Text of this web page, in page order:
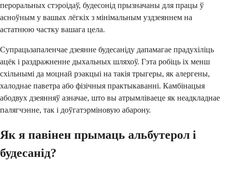
пероральных стэроідаў, будесонід прызначаны для працы ў
асноўным у вашых лёгкіх з мінімальным уздзеяннем на
астатнюю частку вашага цела.
Супрацьзапаленчае дзеянне будесаніду дапамагае прадухіліць
ацёк і раздражненне дыхальных шляхоў. Гэта робіць іх менш
схільнымі да моцнай рэакцыі на такія трыгеры, як алергены,
халоднае паветра або фізічныя практыкаванні. Камбінацыя
абодвух дзеянняў азначае, што вы атрымліваеце як неадкладнае
палягчэнне, так і доўгатэрміновую абарону.
Як я павінен прымаць альбутерол і
будесанід?